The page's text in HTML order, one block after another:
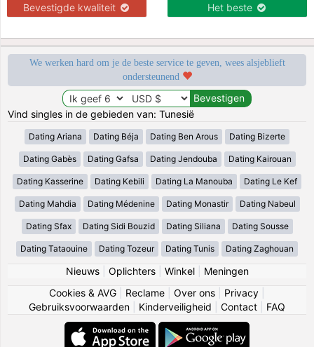
Bevestigde kwaliteit Het beste
We werken hard om je de beste service te geven, wees alsjeblieft
ondersteunend
Vind singles in de gebieden van: Tunesië
Dating Ariana Dating Béja Dating Ben Arous Dating Bizerte
Dating Gabès Dating Gafsa Dating Jendouba Dating Kairouan
Dating Kasserine Dating Kebili Dating La Manouba Dating Le Kef
Dating Mahdia Dating Médenine Dating Monastir Dating Nabeul
Dating Sfax Dating Sidi Bouzid Dating Siliana Dating Sousse
Dating Tataouine Dating Tozeur Dating Tunis Dating Zaghouan
Nieuws| Oplichters| Winkel| Meningen
Cookies & AVG
Reclame Over ons Privacy
Gebruiksvoorwaarden
Kinderveiligheid Contact FAQ